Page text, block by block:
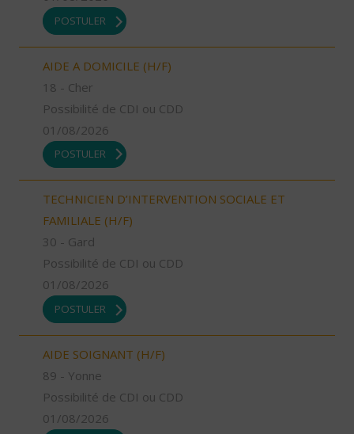
POSTULER
AIDE A DOMICILE (H/F)
18 - Cher
Possibilité de CDI ou CDD
01/08/2026
POSTULER
TECHNICIEN D’INTERVENTION SOCIALE ET
FAMILIALE (H/F)
30 - Gard
Possibilité de CDI ou CDD
01/08/2026
POSTULER
AIDE SOIGNANT (H/F)
89 - Yonne
Possibilité de CDI ou CDD
01/08/2026